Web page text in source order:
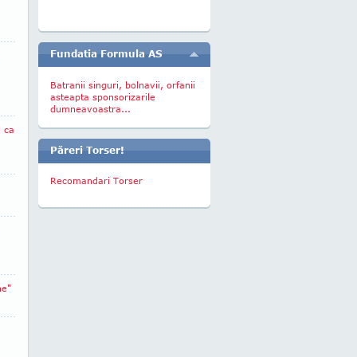
ca
Fundatia Formula AS
Batranii singuri, bolnavii, orfanii
asteapta sponsorizarile
dumneavoastra...
Păreri Torser!
Recomandari Torser